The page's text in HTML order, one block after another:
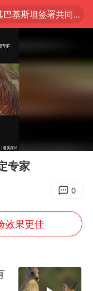
沙特土耳其巴基斯坦签署共同防务协议
台风白海豚已进入24小时警戒线
全球首个长时储能一体化产业园量产
上海：台风白海豚或将带来龙卷风
奶茶到底有多火
东航：国内客票提前14天免费退改
专家
0
效果更佳